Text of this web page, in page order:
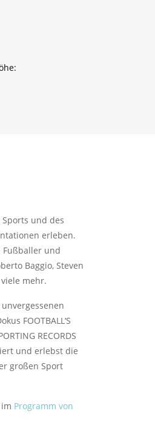
und des
erleben.
Fußballer und
Baggio, Steven
mehr.
FOOTBALL‘S
RECORDS
und erlebst die
großen Sport
Programm von